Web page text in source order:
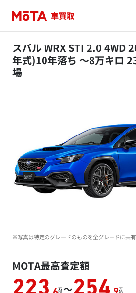
スバル WRX STI 2.0 4WD
年式)10年落ち ～8万キロ
場
※写真は特定のグレードのものを全グレードに共
MOTA最高査定額
万 ～ 万